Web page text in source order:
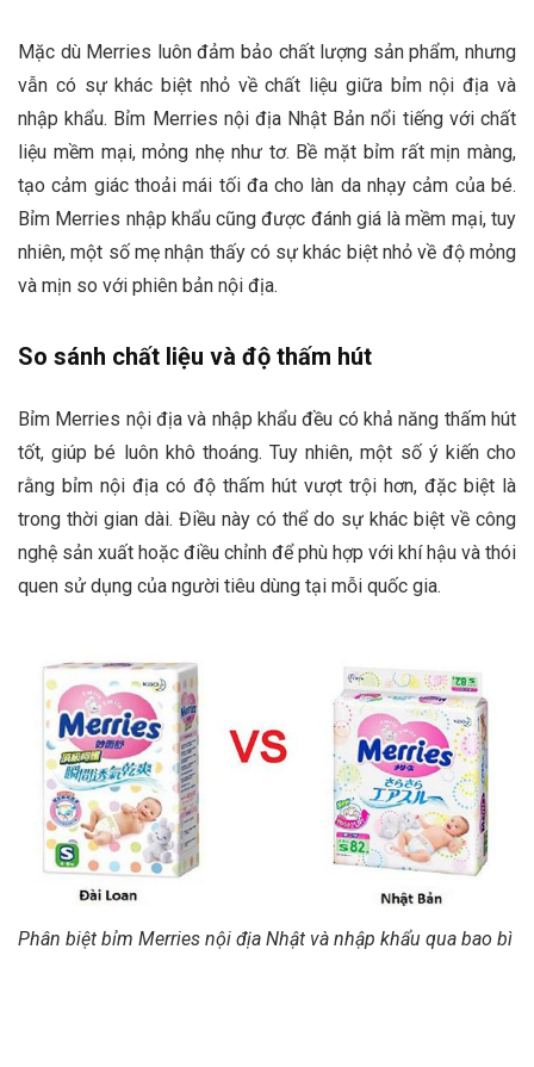
Mặc dù Merries luôn đảm bảo chất lượng sản phẩm, nhưng
vẫn có sự khác biệt nhỏ về chất liệu giữa bỉm nội địa và
nhập khẩu. Bỉm Merries nội địa Nhật Bản nổi tiếng với chất
liệu mềm mại, mỏng nhẹ như tơ. Bề mặt bỉm rất mịn màng,
tạo cảm giác thoải mái tối đa cho làn da nhạy cảm của bé.
Bỉm Merries nhập khẩu cũng được đánh giá là mềm mại, tuy
nhiên, một số mẹ nhận thấy có sự khác biệt nhỏ về độ mỏng
và mịn so với phiên bản nội địa.
So sánh chất liệu và độ thấm hút
Bỉm Merries nội địa và nhập khẩu đều có khả năng thấm hút
tốt, giúp bé luôn khô thoáng. Tuy nhiên, một số ý kiến cho
rằng bỉm nội địa có độ thấm hút vượt trội hơn, đặc biệt là
trong thời gian dài. Điều này có thể do sự khác biệt về công
nghệ sản xuất hoặc điều chỉnh để phù hợp với khí hậu và thói
quen sử dụng của người tiêu dùng tại mỗi quốc gia.
Phân biệt bỉm Merries nội địa Nhật và nhập khẩu qua bao bì